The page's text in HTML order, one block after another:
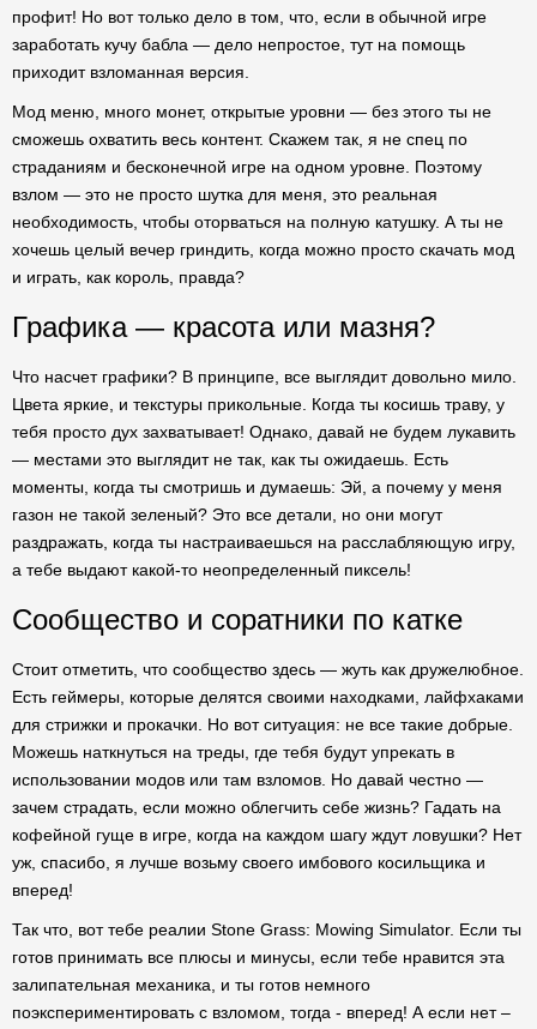
профит! Но вот только дело в том, что, если в обычной игре
заработать кучу бабла — дело непростое, тут на помощь
приходит взломанная версия.
Мод меню, много монет, открытые уровни — без этого ты не
сможешь охватить весь контент. Скажем так, я не спец по
страданиям и бесконечной игре на одном уровне. Поэтому
взлом — это не просто шутка для меня, это реальная
необходимость, чтобы оторваться на полную катушку. А ты не
хочешь целый вечер гриндить, когда можно просто скачать мод
и играть, как король, правда?
Графика — красота или мазня?
Что насчет графики? В принципе, все выглядит довольно мило.
Цвета яркие, и текстуры прикольные. Когда ты косишь траву, у
тебя просто дух захватывает! Однако, давай не будем лукавить
— местами это выглядит не так, как ты ожидаешь. Есть
моменты, когда ты смотришь и думаешь: Эй, а почему у меня
газон не такой зеленый? Это все детали, но они могут
раздражать, когда ты настраиваешься на расслабляющую игру,
а тебе выдают какой-то неопределенный пиксель!
Сообщество и соратники по катке
Стоит отметить, что сообщество здесь — жуть как дружелюбное.
Есть геймеры, которые делятся своими находками, лайфхаками
для стрижки и прокачки. Но вот ситуация: не все такие добрые.
Можешь наткнуться на треды, где тебя будут упрекать в
использовании модов или там взломов. Но давай честно —
зачем страдать, если можно облегчить себе жизнь? Гадать на
кофейной гуще в игре, когда на каждом шагу ждут ловушки? Нет
уж, спасибо, я лучше возьму своего имбового косильщика и
вперед!
Так что, вот тебе реалии Stone Grass: Mowing Simulator. Если ты
готов принимать все плюсы и минусы, если тебе нравится эта
залипательная механика, и ты готов немного
поэкспериментировать с взломом, тогда - вперед! А если нет –